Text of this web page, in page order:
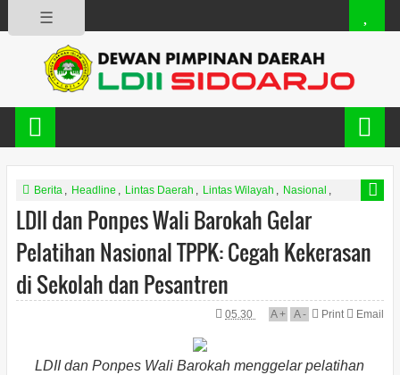
☰
Berita , Headline , Lintas Daerah , Lintas Wilayah , Nasional ,
news
Pesantren KIta Slide
LDII dan Ponpes Wali Barokah Gelar
Pelatihan Nasional TPPK: Cegah Kekerasan
di Sekolah dan Pesantren
05.30 A+ A- Print Email
LDII dan Ponpes Wali Barokah menggelar pelatihan